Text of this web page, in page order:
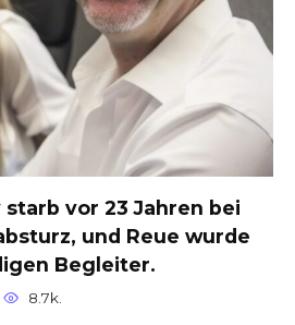
starb vor 23 Jahren bei
und Reue wurde
Begleiter.
8.7k.